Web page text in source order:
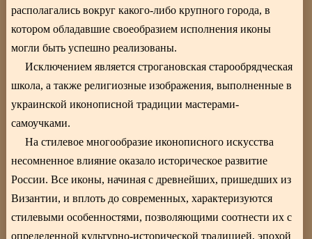
располагались вокруг какого-либо крупного города, в
котором обладавшие своеобразием исполнения иконы
могли быть успешно реализованы.
Исключением является строгановская старообрядческая
школа, а также религиозные изображения, выполненные в
украинской иконописной традиции мастерами-
самоучками.
На стилевое многообразие иконописного искусства
несомненное влияние оказало историческое развитие
России. Все иконы, начиная с древнейших, пришедших из
Византии, и вплоть до современных, характеризуются
стилевыми особенностями, позволяющими соотнести их с
определенной культурно-исторической традицией, эпохой